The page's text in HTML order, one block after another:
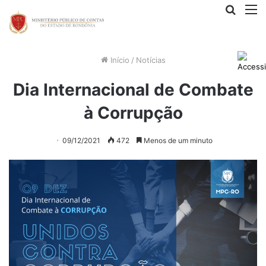
Início / Notícias
Dia Internacional de Combate
à Corrupção
09/12/2021 472 Menos de um minuto